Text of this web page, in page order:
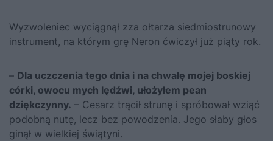
Wyzwoleniec wyciągnął zza ołtarza siedmiostrunowy
instrument, na którym grę Neron ćwiczył już piąty rok.
– Dla uczczenia tego dnia i na chwałę mojej boskiej
córki, owocu mych lędźwi, ułożyłem pean
dziękczynny. – Cesarz trącił strunę i spróbował wziąć
podobną nutę, lecz bez powodzenia. Jego słaby głos
ginął w wielkiej świątyni.